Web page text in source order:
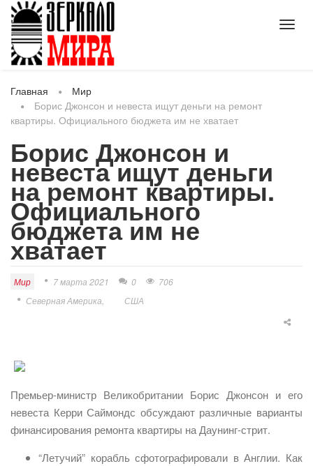
Главная
Мир
Борис Джонсон и невеста ищут деньги на ремонт
квартиры. Официального бюджета им не хватает
Борис Джонсон и
невеста ищут деньги
на ремонт квартиры.
Официального
бюджета им не
хватает
Мир 7 марта 2021 0
706
Северная Америка
США
Премьер-министр Великобритании Борис Джонсон и его
невеста Керри Саймондс обсуждают различные варианты
финансирования ремонта квартиры на Даунинг-стрит.
“Летучий” корабль сфотографировали в Англии. Как